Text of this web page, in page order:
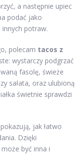
a następnie upiec
podać jako
potraw.
polecam tacos z
wystarczy podgrzać
fasolę, świeże
sałata, oraz ulubioną
świetnie sprawdzi
jak łatwo
Dzięki
być inna i